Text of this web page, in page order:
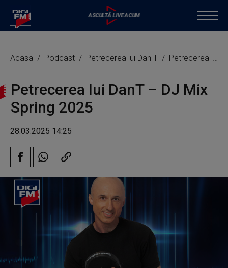
Acasa Podcast Petrecerea lui Dan T Petrecerea lui DanT – DJ Mix Spring 2025
Petrecerea lui DanT – DJ Mix
Spring 2025
28.03.2025 14:25